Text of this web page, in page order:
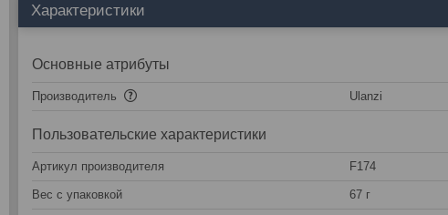
Характеристики
Основные атрибуты
Производитель Ulanzi
Пользовательские характеристики
Артикул производителя F174
Вес с упаковкой 67 г